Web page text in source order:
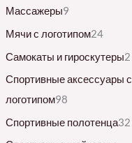
Массажеры9
Мячи с логотипом24
Самокаты и гироскутеры2
Спортивные аксессуары с
логотипом98
Спортивные полотенца32